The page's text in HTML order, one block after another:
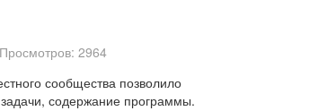
Просмотров: 2964
сообщества позволило
содержание программы.